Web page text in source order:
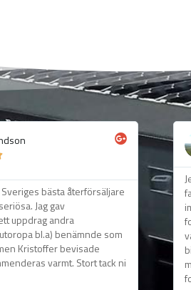
bästa återförsäljare
Jag gav
uppdrag andra
bl.a) benämnde som
Kristoffer bevisade
varmt. Stort tack ni